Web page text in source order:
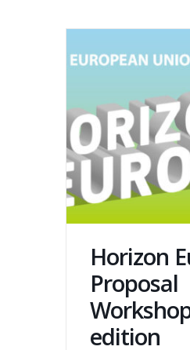
Horizon
Proposal
edition